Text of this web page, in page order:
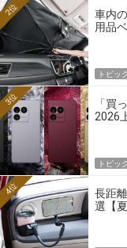
車内
用品
2位
トピッ
「買
2026
3位
トピッ
長距
選【
4位